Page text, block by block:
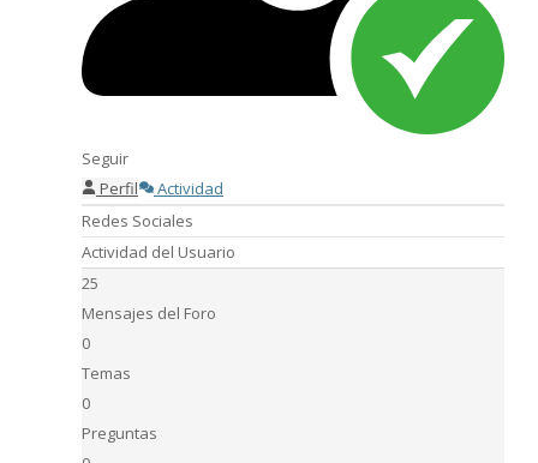
Seguir
Perfil
Actividad
Redes Sociales
Actividad del Usuario
25
Mensajes del Foro
0
Temas
0
Preguntas